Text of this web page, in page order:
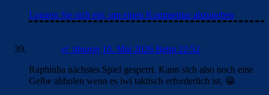
Loggen Sie sich ein, um einen Kommentar abzugeben
el_tiburon 10. Mai 2026 Beim 22:52
Raphinha nächstes Spiel gesperrt. Kann sich also noch eine
Gelbe abholen wenn es iwi taktisch erforderlich ist. 😁